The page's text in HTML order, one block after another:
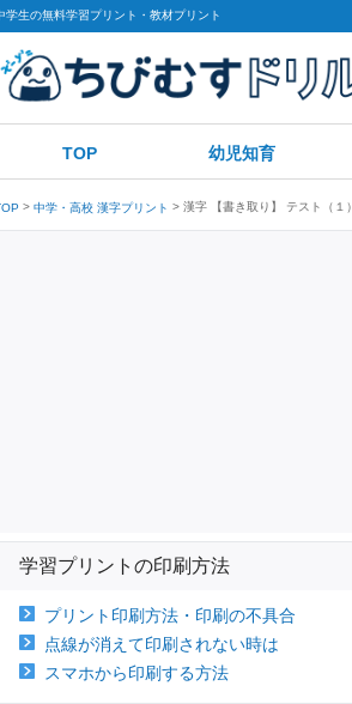
学生の無料学習プリント・教材プリント
TOP 幼児知育
中学・高校 漢字プリント 漢字 【書き取り】 テスト（
学習プリントの印刷方法
プリント印刷方法・印刷の不具合
点線が消えて印刷されない時は
スマホから印刷する方法